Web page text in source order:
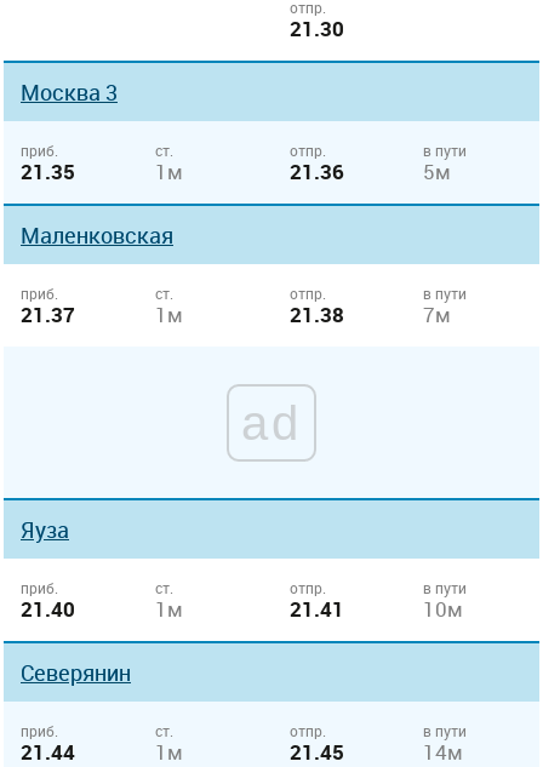
отпр.
21.30
Москва 3
приб.
21.35
ст.
1м
отпр.
21.36
в пути
5м
Маленковская
приб.
21.37
ст.
1м
отпр.
21.38
в пути
7м
ad
Яуза
приб.
21.40
ст.
1м
отпр.
21.41
в пути
10м
Северянин
приб.
21.44
ст.
1м
отпр.
21.45
в пути
14м